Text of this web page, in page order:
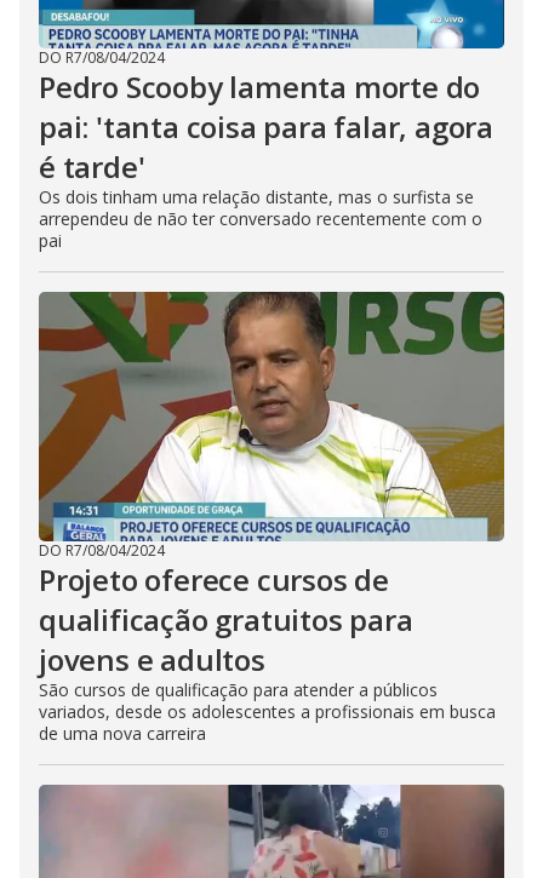
DO R7/08/04/2024
Pedro Scooby lamenta morte do
pai: 'tanta coisa para falar, agora
é tarde'
Os dois tinham uma relação distante, mas o surfista se
arrependeu de não ter conversado recentemente com o
pai
DO R7/08/04/2024
Projeto oferece cursos de
qualificação gratuitos para
jovens e adultos
São cursos de qualificação para atender a públicos
variados, desde os adolescentes a profissionais em busca
de uma nova carreira